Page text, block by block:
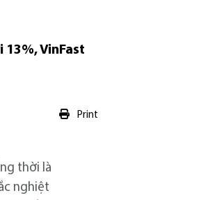
VinFast
Print
thời là
nghiệt